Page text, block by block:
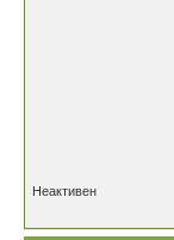
Неактивен